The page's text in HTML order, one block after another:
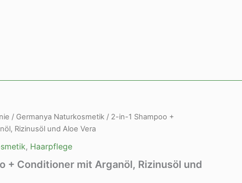
/ Germanya Naturkosmetik / 2-in-1 Shampoo +
Rizinusöl und Aloe Vera
, Haarpflege
+ Conditioner mit Arganöl, Rizinusöl und
Aktueller
Preis
ist: